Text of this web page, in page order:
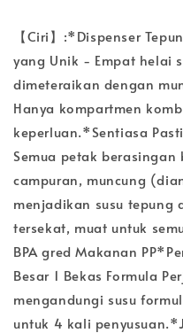
【Ciri】:*Dispenser
yang Unik - Empat helai
dimeteraikan dengan
Hanya kompartmen
keperluan.*Sentiasa
Semua petak
campuran, muncung
menjadikan susu tepung
tersekat, muat untuk
BPA gred Makanan
Besar 1 Bekas Formula
mengandungi susu
untuk 4 kali